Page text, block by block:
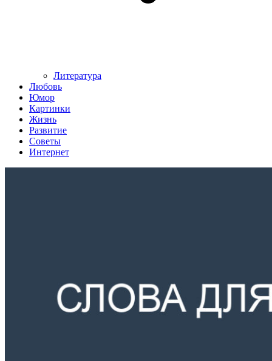
Литература
Любовь
Юмор
Картинки
Жизнь
Развитие
Советы
Интернет